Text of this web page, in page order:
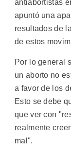
antiabortistas
apuntó una
resultados de
de estos
Por lo general
un aborto no
a favor de los
Esto se debe
que ver con
realmente
mal".